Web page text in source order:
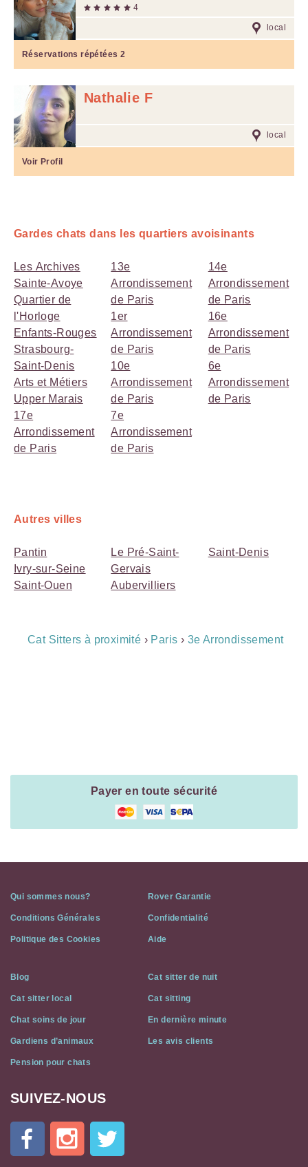
4
local
Réservations répétées 2
Nathalie F
local
Voir Profil
Gardes chats dans les quartiers avoisinants
Les Archives
Sainte-Avoye
Quartier de
l'Horloge
Enfants-Rouges
Strasbourg-
Saint-Denis
Arts et Métiers
Upper Marais
17e
Arrondissement
de Paris
13e
Arrondissement
de Paris
1er
Arrondissement
de Paris
10e
Arrondissement
de Paris
7e
Arrondissement
de Paris
14e
Arrondissement
de Paris
16e
Arrondissement
de Paris
6e
Arrondissement
de Paris
Autres villes
Pantin
Ivry-sur-Seine
Saint-Ouen
Le Pré-Saint-
Gervais
Aubervilliers
Saint-Denis
Breadcrumb
Cat Sitters à proximité › Paris › 3e Arrondissement
Payer en toute sécurité
Qui sommes nous? Rover Garantie
Conditions Générales Confidentialité
Politique des Cookies Aide
Blog Cat sitter de nuit
Cat sitter local Cat sitting
Chat soins de jour En dernière minute
Gardiens d’animaux Les avis clients
Pension pour chats
Cat
Flat
SUIVEZ-NOUS